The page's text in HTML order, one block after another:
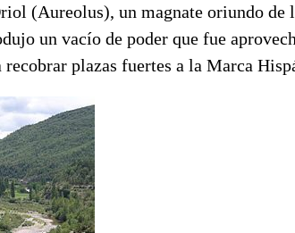
(Aureolus), un magnate oriundo de
un vacío de poder que fue
recobrar plazas fuertes a la Marca